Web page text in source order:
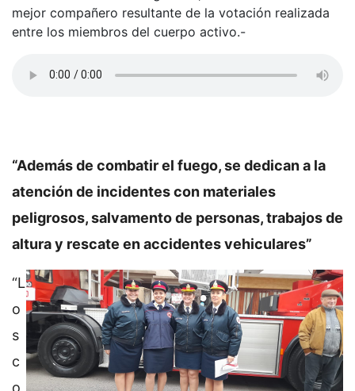
mejor compañero resultante de la votación realizada
entre los miembros del cuerpo activo.-
“Además de combatir el fuego, se dedican a la
atención de incidentes con materiales
peligrosos, salvamento de personas, trabajos de
altura y rescate en accidentes vehiculares”
“L
o
s
c
o